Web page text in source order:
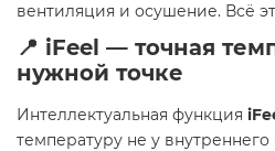
вентиляция и осушение. Всё
📍 iFeel — точная
нужной точке
Интеллектуальная функция
температуру не у внутреннего